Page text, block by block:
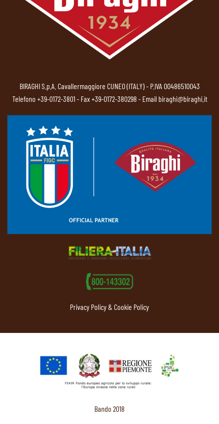
BIRAGHI S.p.A. Cavallermaggiore CUNEO (ITALY) - P.IVA 00486510043
Telefono +39-0172-3801- Fax +39-0172-380298 - Email biraghi@biraghi.it
Privacy Policy & Cookie Policy
Bando 2018